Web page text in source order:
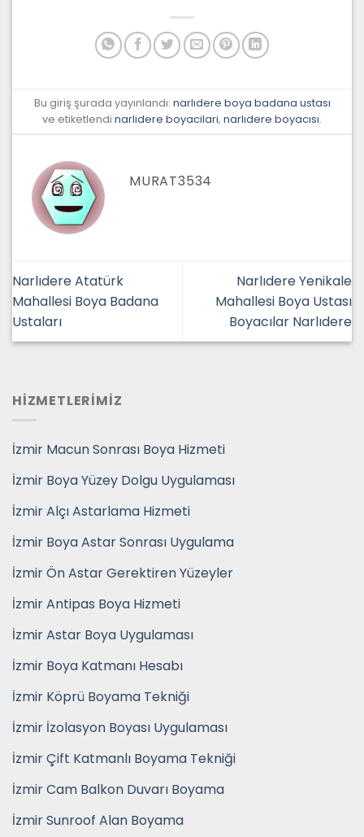
Bu giriş şurada yayınlandı: narlıdere boya badana ustası
ve etiketlendi narlidere boyacilari, narlıdere boyacısı.
MURAT3534
Narlıdere Atatürk
Mahallesi Boya Badana
Ustaları
Narlıdere Yenikale
Mahallesi Boya Ustası
Boyacılar Narlıdere
HİZMETLERİMİZ
İzmir Macun Sonrası Boya Hizmeti
İzmir Boya Yüzey Dolgu Uygulaması
İzmir Alçı Astarlama Hizmeti
İzmir Boya Astar Sonrası Uygulama
İzmir Ön Astar Gerektiren Yüzeyler
İzmir Antipas Boya Hizmeti
İzmir Astar Boya Uygulaması
İzmir Boya Katmanı Hesabı
İzmir Köprü Boyama Tekniği
İzmir İzolasyon Boyası Uygulaması
İzmir Çift Katmanlı Boyama Tekniği
İzmir Cam Balkon Duvarı Boyama
İzmir Sunroof Alan Boyama